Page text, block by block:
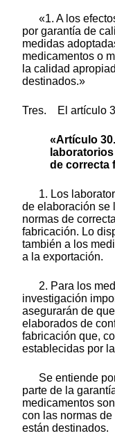
«1. A los
por garantía de
medidas
medicamentos o
la calidad
destinados.»
Tres. El artículo
«Artículo
de correcta
1. Los
de elaboración se
normas de
fabricación. Lo
también a los
a la exportación.
2. Para los
investigación
asegurarán de
elaborados de
fabricación que,
establecidas por
Se entiende
parte de la
medicamentos
con las normas
están destinados.